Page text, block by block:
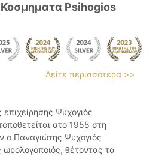
Κοσμηματα Psihogios
Δείτε περισσότερα >>
επιχείρησης Ψυχογιός
στο 1955 στη
ο Παναγιώτης Ψυχογιός
ωρολογοποιός, θέτοντας τα